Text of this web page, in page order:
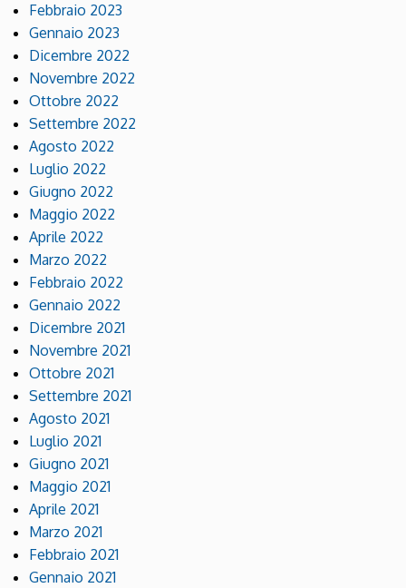
Febbraio 2023
Gennaio 2023
Dicembre 2022
Novembre 2022
Ottobre 2022
Settembre 2022
Agosto 2022
Luglio 2022
Giugno 2022
Maggio 2022
Aprile 2022
Marzo 2022
Febbraio 2022
Gennaio 2022
Dicembre 2021
Novembre 2021
Ottobre 2021
Settembre 2021
Agosto 2021
Luglio 2021
Giugno 2021
Maggio 2021
Aprile 2021
Marzo 2021
Febbraio 2021
Gennaio 2021